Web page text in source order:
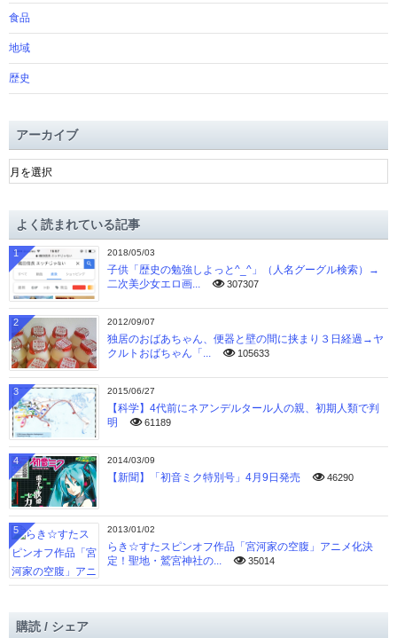
食品
地域
歴史
アーカイブ
ア
ー
ブよく読まれている記事
2018/05/03
子供「歴史の勉強しよっと^_^」（人名グーグル検索）→
二次美少女エロ画...
307307
1
2012/09/07
独居のおばあちゃん、便器と壁の間に挟まり３日経過→ヤ
クルトおばちゃん「...
105633
2
2015/06/27
【科学】4代前にネアンデルタール人の親、初期人類で判
明
61189
3
2014/03/09
【新聞】「初音ミク特別号」4月9日発売 46290
4
2013/01/02
らき☆すたスピンオフ作品「宮河家の空腹」アニメ化決
定！聖地・鷲宮神社の...
35014
5
購読 / シェア